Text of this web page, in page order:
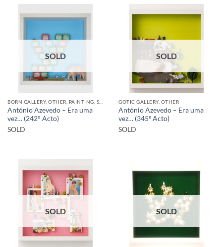
SOLD
António Azevedo – Era uma
vez… (242° Acto)
SOLD
SOLD
GOTIC GALLERY, OTHER
António Azevedo – Era uma
vez… (345º Acto)
SOLD
SOLD SOLD